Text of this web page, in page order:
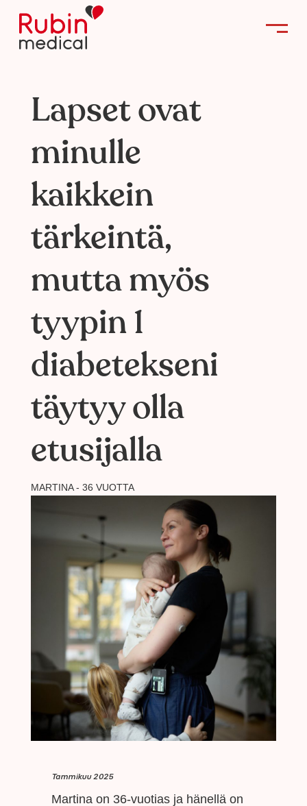
Lapset ovat
minulle
kaikkein
tärkeintä,
mutta myös
tyypin 1
diabetekseni
täytyy olla
etusijalla
MARTINA - 36 VUOTTA
Tammikuu 2025
Martina on 36-vuotias ja hänellä on